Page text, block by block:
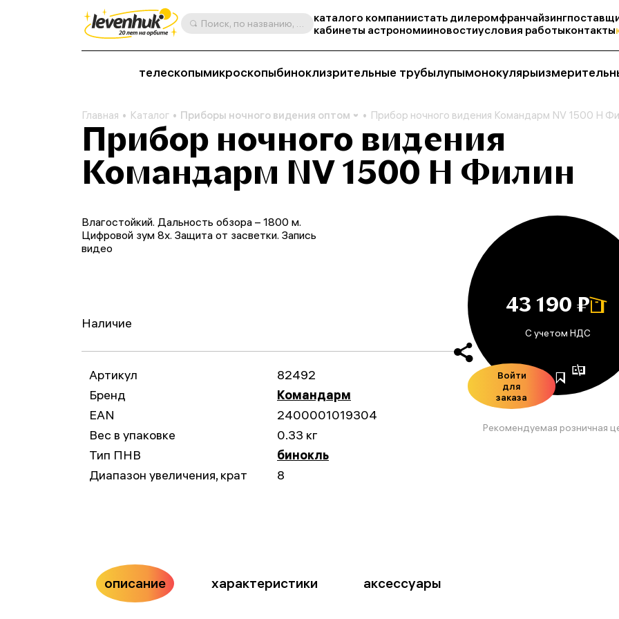
Поиск, по названию, артикулу, категории и др. каталого компаниистать дилеромфранчайзинг
кабинеты астрономииновостиусловия работыконтакты
телескопымикроскопыбиноклизрительные трубылупымонокуляры
Главная Каталог Приборы ночного видения оптом Прибор ночного видения Командарм NV 1500 H
Прибор ночного видения
Командарм NV 1500 H Филин
43 190 ₽
С учетом НДС
Войти
для
заказа
Рекомендуемая розничная
Влагостойкий. Дальность обзора – 1800 м.
Цифровой зум 8х. Защита от засветки. Запись
видео
Наличие
Артикул
82492
Бренд
Командарм
EAN
2400001019304
Вес в упаковке
0.33 кг
Тип ПНВ
бинокль
Диапазон увеличения, крат
8
описание характеристики аксессуары